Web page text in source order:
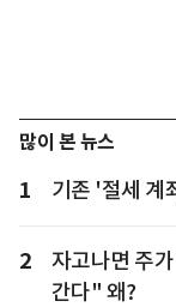
많이 본 뉴스
1 기존 '절세 계
2
자고나면 주
간다" 왜?